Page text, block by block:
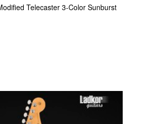
Telecaster 3-Color Sunburst